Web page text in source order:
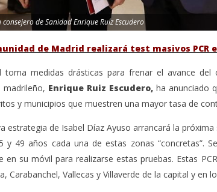
consejero de Sanidad Enrique Ruíz Escudero
de Madrid realizará test masivos PCR
toma medidas drásticas para frenar el avance
madrileño, Enrique Ruiz Escudero,ha anunciado
y municipios que muestren una mayor tasa de
estrategia de Isabel Díaz Ayuso arrancará la
y 49 años cada una de estas zonas “concretas”.
en su móvil para realizarse estas pruebas. Estas
Carabanchel, Vallecas y Villaverde de la capital y en